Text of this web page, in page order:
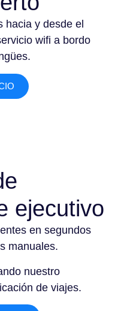
hacia y desde el
wifi a bordo
ejecutivo
en segundos
manuales.
nuestro
de viajes.